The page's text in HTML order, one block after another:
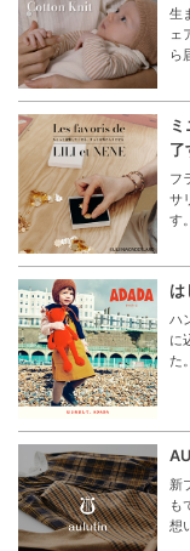
生
ェ
ら
了
フ
サ
す。
は
ハ
に
た。
新
も
想